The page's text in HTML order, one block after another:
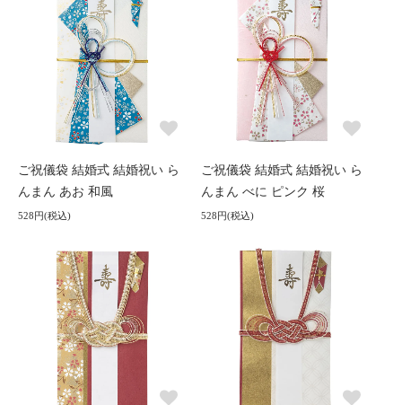
ご祝儀袋 結婚式 結婚祝い ら
んまん あお 和風
528円(税込)
ご祝儀袋 結婚式 結婚祝い ら
んまん べに ピンク 桜
528円(税込)